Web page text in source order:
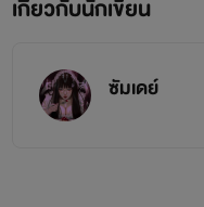
เกี่ยวกับนักเขียน
ซัมเดย์